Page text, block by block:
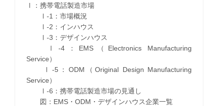
Ⅰ：携帯電話製造市場
Ⅰ-1：市場概況
Ⅰ-2：インハウス
Ⅰ-3：デザインハウス
Ⅰ-4：EMS（Electronics Manufacturing
Service）
Ⅰ-5：ODM（Original Design Manufacturing
Service）
Ⅰ-6：携帯電話製造市場の見通し
図：EMS・ODM・デザインハウス企業一覧